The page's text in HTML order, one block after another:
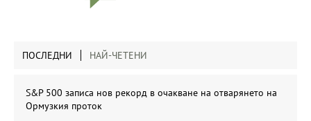
ПОСЛЕДНИ НАЙ-ЧЕТЕНИ
S&P 500 записа нов рекорд в очакване на отварянето на
Ормузкия проток